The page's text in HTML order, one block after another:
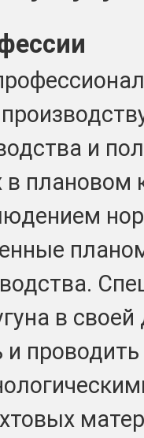
и
плановом
в